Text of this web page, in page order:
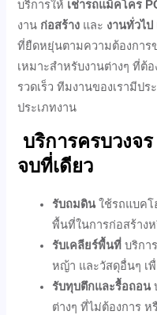
บริการให้ เช่ารถแม็คโคร
งาน ก่อสร้าง และ งานทั่วไป
ที่ยืดหยุ่นตามความต้องกา
เหมาะสำหรับงานต่างๆ ที่ต้
รวดเร็ว ทีมงานของเรามีป
ประเภทงาน
บริการครบวงจร
จบที่เดียว
รับถมดินใช้รถแบคโ
พื้นที่ในการก่อสร้าง
รับเคลียร์พื้นที่บริกา
หญ้า และวัสดุอื่นๆ เ
รับทุบตึกและรื้อถอน
ต่างๆ ที่ไม่ต้องการ